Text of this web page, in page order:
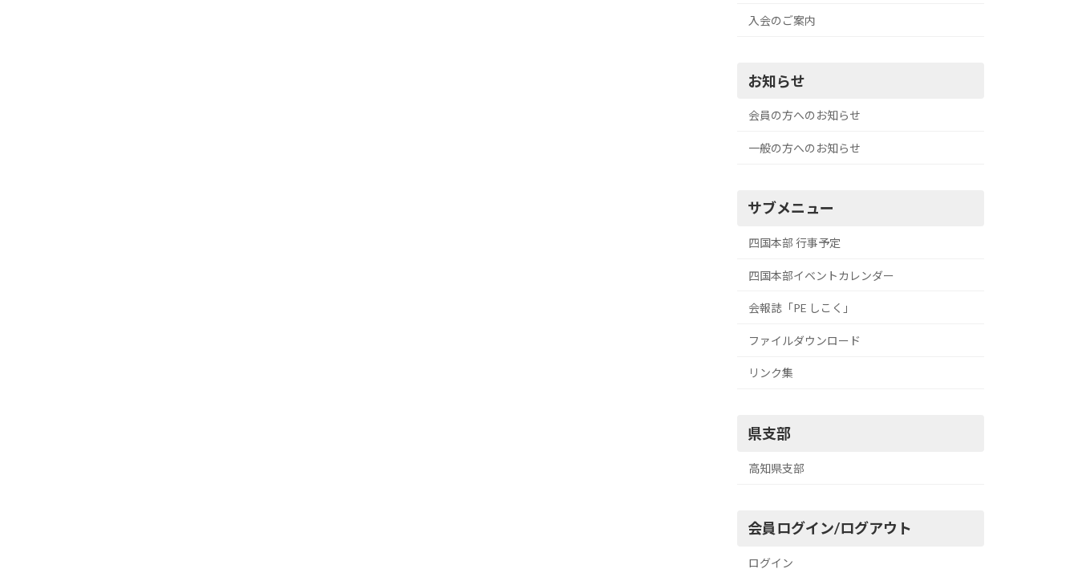
入会のご案内
お知らせ
会員の方へのお知らせ
一般の方へのお知らせ
サブメニュー
四国本部 行事予定
四国本部イベントカレンダー
会報誌「PE しこく」
ファイルダウンロード
リンク集
県支部
高知県支部
会員ログイン/ログアウト
ログイン